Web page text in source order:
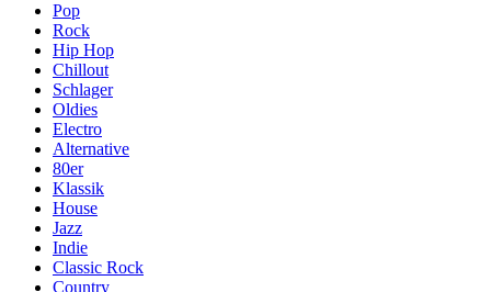
Pop
Rock
Hip Hop
Chillout
Schlager
Oldies
Electro
Alternative
80er
Klassik
House
Jazz
Indie
Classic Rock
Country